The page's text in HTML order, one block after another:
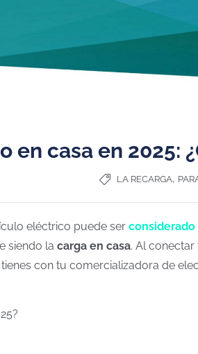
casa en 2025:
LA RECARGA,
eléctrico puede ser considerado
siendo la carga en casa. Al
con tu comercializadora de